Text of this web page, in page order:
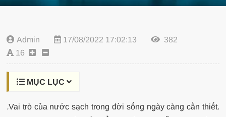
Admin 17/08/2022 17:02:13
382
16
MỤC LỤC
.Vai trò của nước sạch trong đời sống ngày càng cần thiết.